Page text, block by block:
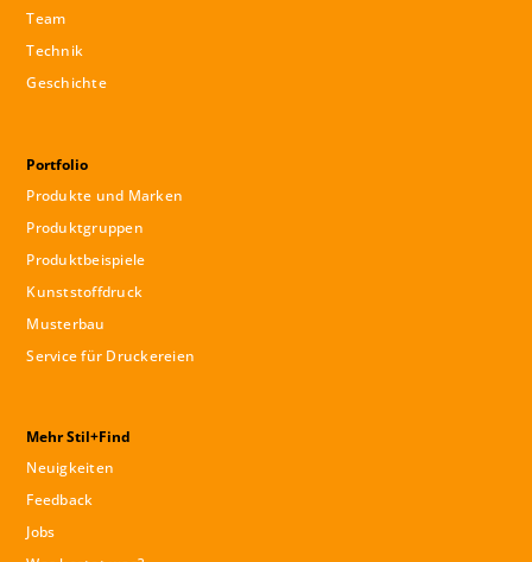
Team
Technik
Geschichte
Portfolio
Produkte und Marken
Produktgruppen
Produktbeispiele
Kunststoffdruck
Musterbau
Service für Druckereien
Mehr Stil+Find
Neuigkeiten
Feedback
Jobs